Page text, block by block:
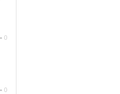
0
0